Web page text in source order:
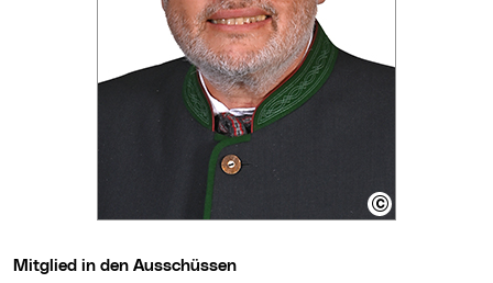
Mitglied in den Ausschüssen